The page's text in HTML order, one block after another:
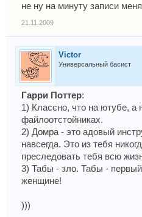
не ну на минуту записи
21.11.2009
Victor
Универсальный басист
Гарри Поттер:
1) Классно, что на ютубе, а
файлоотстойниках.
2) Домра - это адовый
навсегда. Это из тебя
преследовать тебя всю
3) Табы - зло. Табы - первый
женщине!
)))